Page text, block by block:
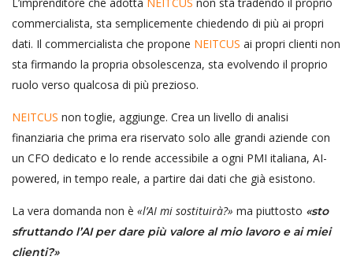
L’imprenditore che adotta NEITCUS non sta tradendo il proprio
commercialista, sta semplicemente chiedendo di più ai propri
dati. Il commercialista che propone NEITCUS ai propri clienti non
sta firmando la propria obsolescenza, sta evolvendo il proprio
ruolo verso qualcosa di più prezioso.
NEITCUS non toglie, aggiunge. Crea un livello di analisi
finanziaria che prima era riservato solo alle grandi aziende con
un CFO dedicato e lo rende accessibile a ogni PMI italiana, AI-
powered, in tempo reale, a partire dai dati che già esistono.
La vera domanda non è «l’AI mi sostituirà?» ma piuttosto «sto
sfruttando l’AI per dare più valore al mio lavoro e ai miei
clienti?»